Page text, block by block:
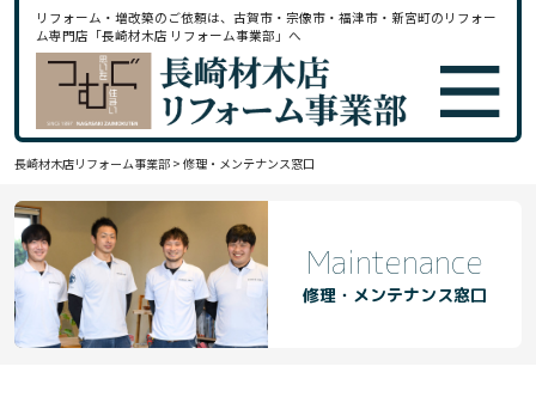
リフォーム・増改築のご依頼は、古賀市・宗像市・福津市・新宮町のリフォー
ム専門店「長崎材木店 リフォーム事業部」へ
長崎材木店リフォーム事業部 > 修理・メンテナンス窓口
Maintenance
修理・メンテナンス窓口